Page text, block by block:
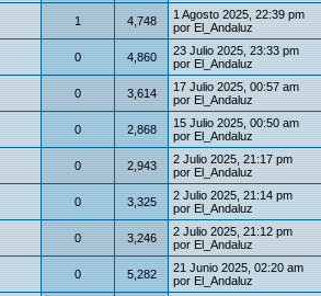
1 4,748
1 Agosto 2025, 22:39 pm
por El_Andaluz
0 4,860
23 Julio 2025, 23:33 pm
por El_Andaluz
0 3,614
17 Julio 2025, 00:57 am
por El_Andaluz
0 2,868
15 Julio 2025, 00:50 am
por El_Andaluz
0 2,943
2 Julio 2025, 21:17 pm
por El_Andaluz
0 3,325
2 Julio 2025, 21:14 pm
por El_Andaluz
0 3,246
2 Julio 2025, 21:12 pm
por El_Andaluz
0 5,282
21 Junio 2025, 02:20 am
por El_Andaluz